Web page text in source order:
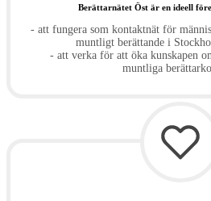
Berättarnätet Öst är en ideell
- att fungera som kontaktnät för
muntligt berättande i
- att verka för att öka kunskapen
muntliga